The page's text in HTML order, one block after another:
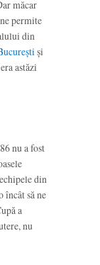
măcar
permite
din
și
astăzi
nu a fost
din
încât să ne
a
nu